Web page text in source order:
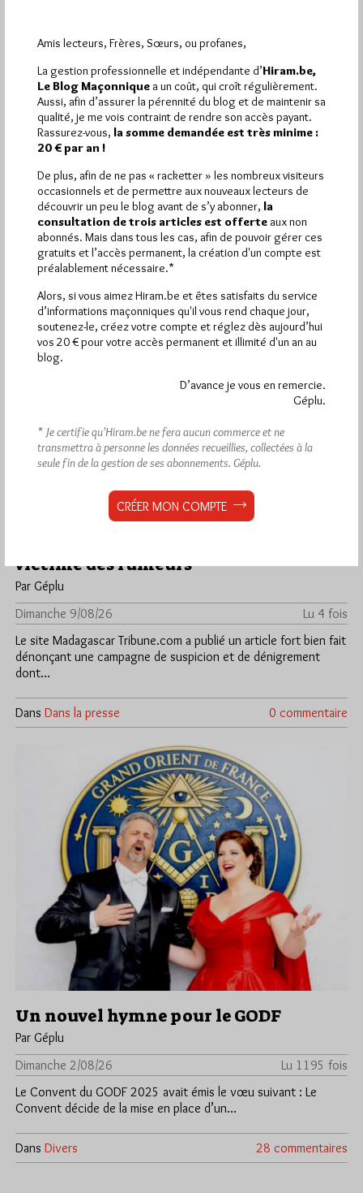
Un nouveau président à l’Alliance
Maçonnique Européenne
Par Géplu
Dimanche 9/08/26
Le jeudi 4 juin dernier nous avons publié un article titré Pas de
quorum à l'AG de l'Alliance Maçonnique Européenne.…
DansDivers 0 commentaire
victime des rumeurs
Par Géplu
Dimanche 9/08/26
Lu 4 fois
Le site Madagascar Tribune.com a publié un article fort bien fait
dénonçant une campagne de suspicion et de dénigrement
dont…
Dans Dans la presse 0 commentaire
Un nouvel hymne pour le GODF
Par Géplu
Dimanche 2/08/26
Lu 1195 fois
Le Convent du GODF 2025 avait émis le vœu suivant : Le
Convent décide de la mise en place d’un…
Dans Divers 28 commentaires
Amis lecteurs, Frères, Sœurs, ou profanes,
La gestion professionnelle et indépendante d’Hiram.be,
Le Blog Maçonnique a un coût, qui croît régulièrement.
Aussi, afin d’assurer la pérennité du blog et de maintenir sa
qualité, je me vois contraint de rendre son accès payant.
Rassurez-vous, la somme demandée est très minime :
20 € par an !
De plus, afin de ne pas « racketter » les nombreux visiteurs
occasionnels et de permettre aux nouveaux lecteurs de
découvrir un peu le blog avant de s’y abonner, la
consultation de trois articles est offerte aux non
abonnés. Mais dans tous les cas, afin de pouvoir gérer ces
gratuits et l’accès permanent, la création d'un compte est
préalablement nécessaire.*
Alors, si vous aimez Hiram.be et êtes satisfaits du service
d’informations maçonniques qu'il vous rend chaque jour,
soutenez-le, créez votre compte et réglez dès aujourd’hui
vos 20 € pour votre accès permanent et illimité d'un an au
blog.
D’avance je vous en remercie.
Géplu.
* Je certifie qu’Hiram.be ne fera aucun commerce et ne
transmettra à personne les données recueillies, collectées à la
seule fin de la gestion de ses abonnements. Géplu.
CRÉER MON COMPTE